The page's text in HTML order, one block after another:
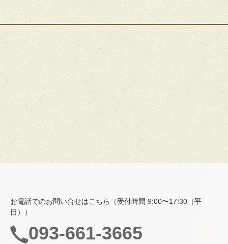
費用・入居について
一般居室・介護専用居室
自立支援の取り組み
共用スペース
イベント・行事
採用情報
運営会社情報
お電話でのお問い合せはこちら（受付時間 9:00〜17:30（平
日））
093-661-3665